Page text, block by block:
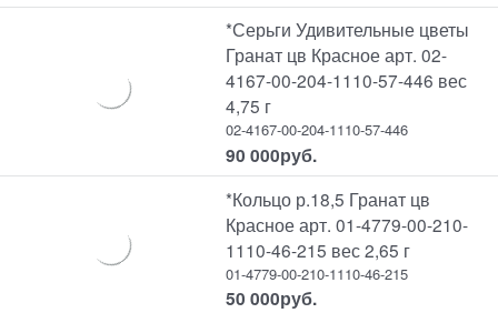
*Серьги Удивительные цветы
Гранат цв Красное арт. 02-
4167-00-204-1110-57-446 вес
4,75 г
02-4167-00-204-1110-57-446
90 000руб.
*Кольцо р.18,5 Гранат цв
Красное арт. 01-4779-00-210-
1110-46-215 вес 2,65 г
01-4779-00-210-1110-46-215
50 000руб.